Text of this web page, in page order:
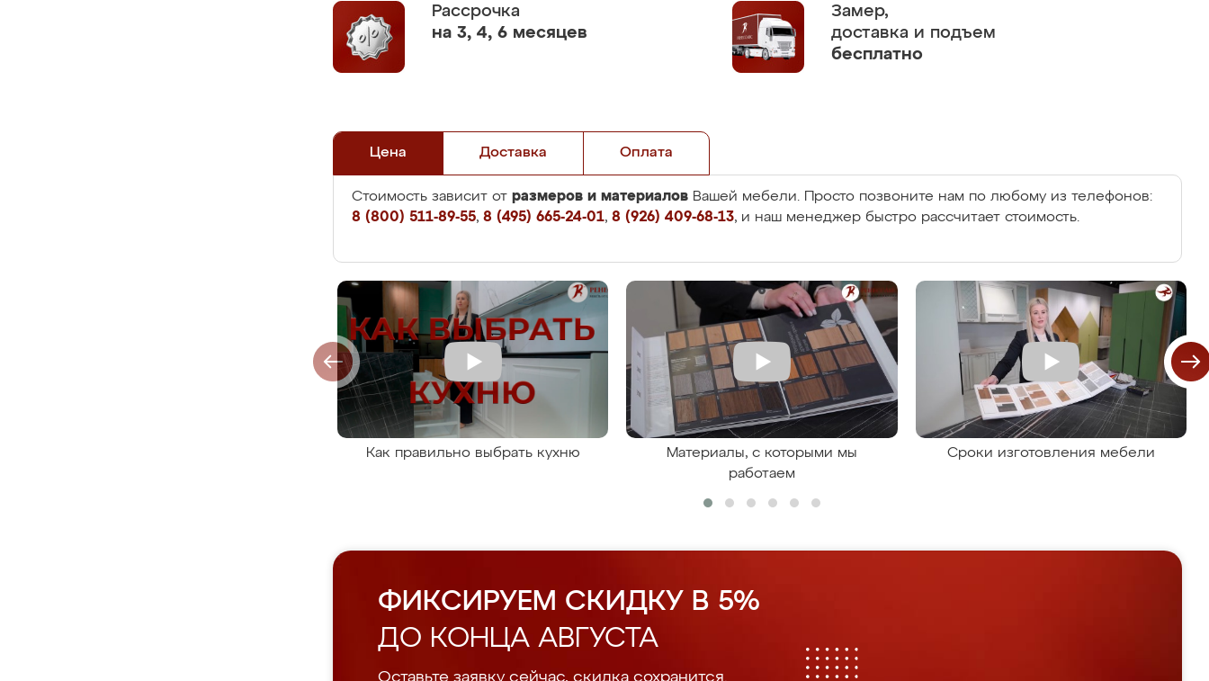
Рассрочка
на 3, 4, 6 месяцев
Замер,
доставка и подъем
бесплатно
Цена Доставка Оплата
Стоимость зависит от размеров и материалов Вашей мебели. Просто позвоните нам по любому из телефонов:
8 (800) 511-89-55, 8 (495) 665-24-01, 8 (926) 409-68-13, и наш менеджер быстро рассчитает стоимость.
Как правильно выбрать кухню
Материалы, с которыми мы
работаем
Сроки изготовления мебели
ФИКСИРУЕМ СКИДКУ В 5%
ДО КОНЦА АВГУСТА
Оставьте заявку сейчас, скидка сохранится.